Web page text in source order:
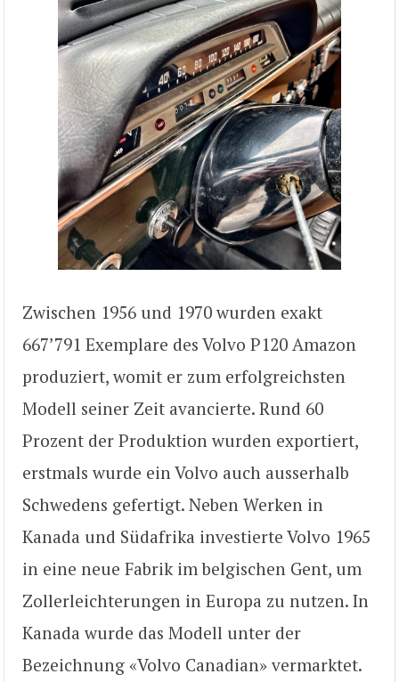
Zwischen 1956 und 1970 wurden exakt
667’791 Exemplare des Volvo P120 Amazon
produziert, womit er zum erfolgreichsten
Modell seiner Zeit avancierte. Rund 60
Prozent der Produktion wurden exportiert,
erstmals wurde ein Volvo auch ausserhalb
Schwedens gefertigt. Neben Werken in
Kanada und Südafrika investierte Volvo 1965
in eine neue Fabrik im belgischen Gent, um
Zollerleichterungen in Europa zu nutzen. In
Kanada wurde das Modell unter der
Bezeichnung «Volvo Canadian» vermarktet.